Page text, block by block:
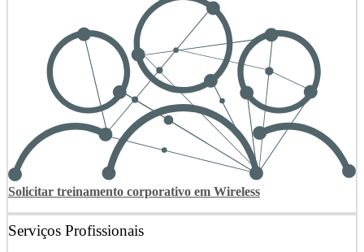
Solicitar treinamento corporativo em Wireless
Serviços Profissionais